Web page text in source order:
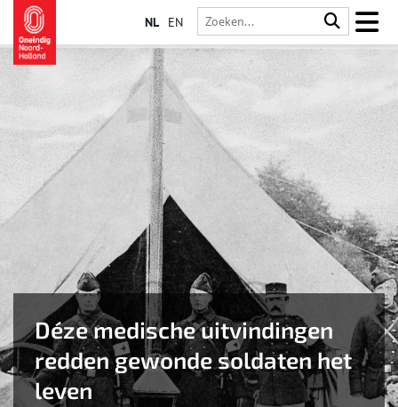
NL EN
Déze medische uitvindingen
redden gewonde soldaten het
leven